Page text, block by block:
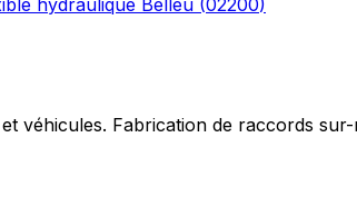
hydraulique Belleu (02200)
véhicules. Fabrication de raccords